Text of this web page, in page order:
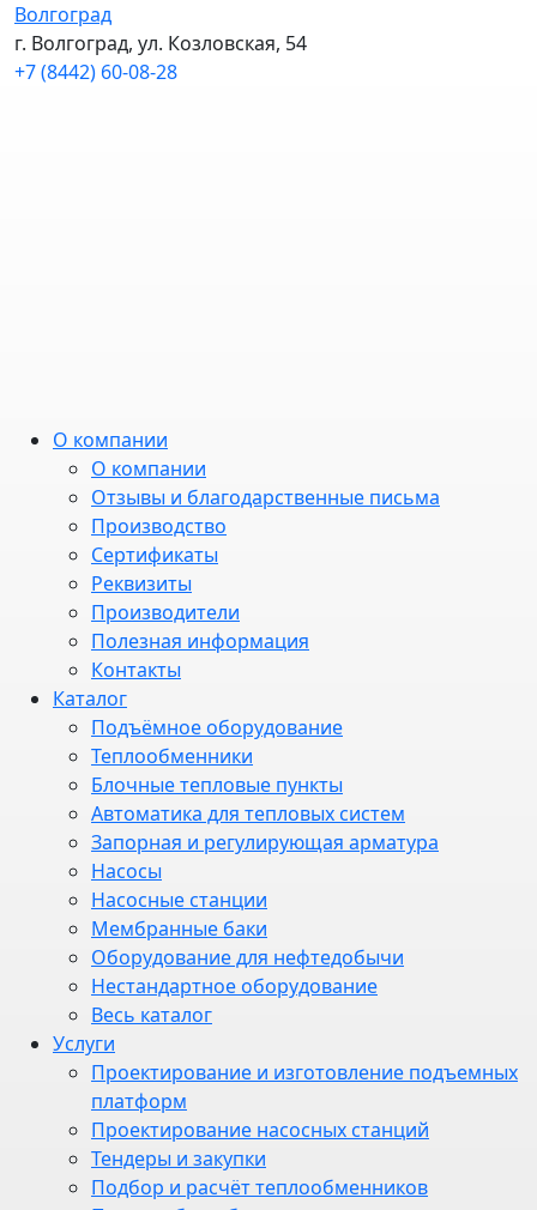
Волгоград
г. Волгоград, ул. Козловская, 54
+7 (8442) 60-08-28
О компании
О компании
Отзывы и благодарственные письма
Производство
Сертификаты
Реквизиты
Производители
Полезная информация
Контакты
Каталог
Подъёмное оборудование
Теплообменники
Блочные тепловые пункты
Автоматика для тепловых систем
Запорная и регулирующая арматура
Насосы
Насосные станции
Мембранные баки
Оборудование для нефтедобычи
Нестандартное оборудование
Весь каталог
Услуги
Проектирование и изготовление подъемных
платформ
Проектирование насосных станций
Тендеры и закупки
Подбор и расчёт теплообменников